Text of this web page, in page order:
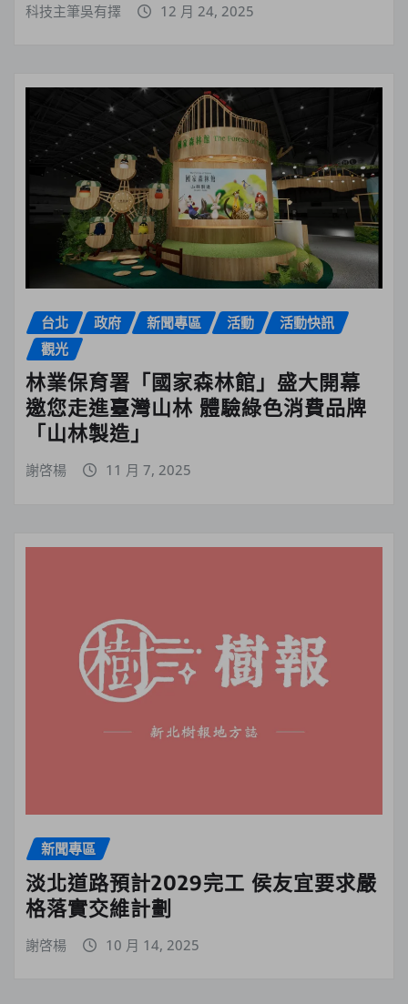
科技主筆吳有擇 12 月 24, 2025
台北 政府 新聞專區 活動
活動快訊
觀光
林業保育署「國家森林館」盛大開幕
邀您走進臺灣山林 體驗綠色消費品牌
「山林製造」
謝啓楊 11 月 7, 2025
新聞專區
淡北道路預計2029完工 侯友宜要求嚴
格落實交維計劃
謝啓楊 10 月 14, 2025